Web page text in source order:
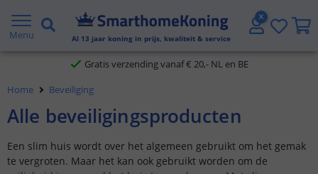
Menu Al 13 jaar koning in prijs, kwaliteit & service
Gratis verzending vanaf € 20,- NL en BE
Klantbeoordeling 9.1
Voor 23:45 uur besteld,
Home Beveiliging
Alle beveiligingsproducten
Een slim huis wordt over het algemeen gebruikt om het gemak
te vergroten. Maar het kan ook gebruikt worden om de